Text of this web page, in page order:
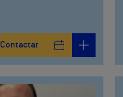
Contactar